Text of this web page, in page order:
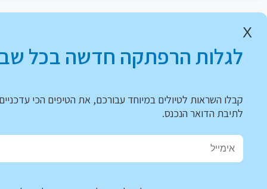
X
לגלות הרפתקה חדשה בכל
קבלו השראות לטיולים במיוחד עבורכם, את הטיפים הכי
לתיבת הדואר הנכנס.